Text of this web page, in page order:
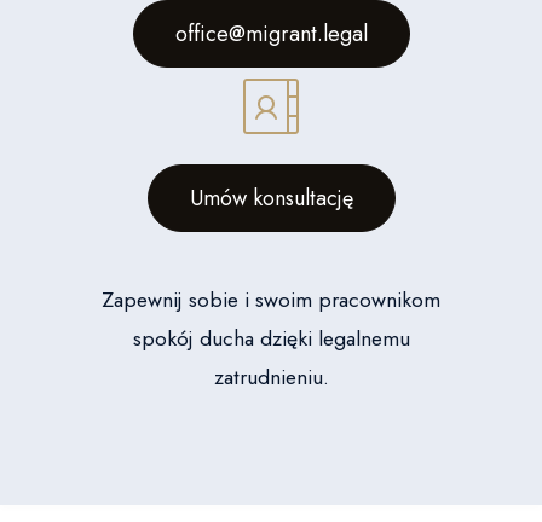
office@migrant.legal
Umów konsultację
Zapewnij sobie i swoim pracownikom
spokój ducha dzięki legalnemu
zatrudnieniu.